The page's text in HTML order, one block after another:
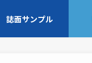
誌面サンプル